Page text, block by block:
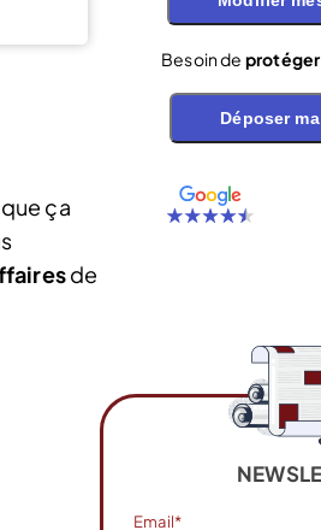
ça
de
Besoin de protéger
Déposer
Email*